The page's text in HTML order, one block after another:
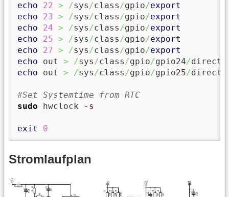
echo
22 > /sys/class/gpio/export
echo
23 > /sys/class/gpio/export
echo
24 > /sys/class/gpio/export
echo
25 > /sys/class/gpio/export
echo
27 > /sys/class/gpio/export
echo out > /sys/class/gpio/gpio24/
echo out > /sys/class/gpio/gpio25/
#Set Systemtime from RTC
sudo hwclock -s
exit 0
Stromlaufplan